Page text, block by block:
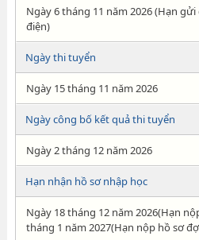
Ngày 6 tháng 11 năm 2026 (Hạn
điện)
Ngày thi tuyển
Ngày 15 tháng 11 năm 2026
Ngày công bố kết quả thi tuyển
Ngày 2 tháng 12 năm 2026
Hạn nhận hồ sơ nhập học
Ngày 18 tháng 12 năm 2026(Hạn
tháng 1 năm 2027(Hạn nộp hồ sơ